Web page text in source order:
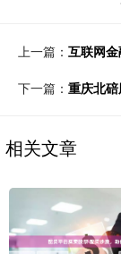
上一篇： 互联网
下一篇： 重庆北
相关文章